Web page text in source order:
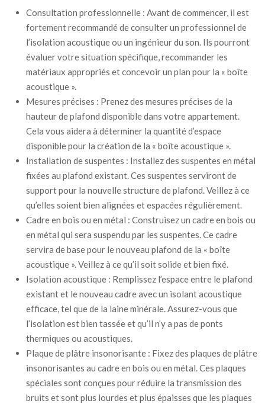
Consultation professionnelle : Avant de commencer, il est
fortement recommandé de consulter un professionnel de
l’isolation acoustique ou un ingénieur du son. Ils pourront
évaluer votre situation spécifique, recommander les
matériaux appropriés et concevoir un plan pour la « boîte
acoustique ».
Mesures précises : Prenez des mesures précises de la
hauteur de plafond disponible dans votre appartement.
Cela vous aidera à déterminer la quantité d’espace
disponible pour la création de la « boîte acoustique ».
Installation de suspentes : Installez des suspentes en métal
fixées au plafond existant. Ces suspentes serviront de
support pour la nouvelle structure de plafond. Veillez à ce
qu’elles soient bien alignées et espacées régulièrement.
Cadre en bois ou en métal : Construisez un cadre en bois ou
en métal qui sera suspendu par les suspentes. Ce cadre
servira de base pour le nouveau plafond de la « boîte
acoustique ». Veillez à ce qu’il soit solide et bien fixé.
Isolation acoustique : Remplissez l’espace entre le plafond
existant et le nouveau cadre avec un isolant acoustique
efficace, tel que de la laine minérale. Assurez-vous que
l’isolation est bien tassée et qu’il n’y a pas de ponts
thermiques ou acoustiques.
Plaque de plâtre insonorisante : Fixez des plaques de plâtre
insonorisantes au cadre en bois ou en métal. Ces plaques
spéciales sont conçues pour réduire la transmission des
bruits et sont plus lourdes et plus épaisses que les plaques